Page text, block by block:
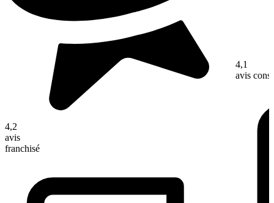
4,2
avis
franchisé
4,1
avis